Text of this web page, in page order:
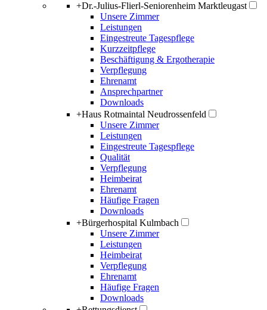
+Dr.-Julius-Flierl-Seniorenheim Marktleugast
Unsere Zimmer
Leistungen
Eingestreute Tagespflege
Kurzzeitpflege
Beschäftigung & Ergotherapie
Verpflegung
Ehrenamt
Ansprechpartner
Downloads
+Haus Rotmaintal Neudrossenfeld
Unsere Zimmer
Leistungen
Eingestreute Tagespflege
Qualität
Verpflegung
Heimbeirat
Ehrenamt
Häufige Fragen
Downloads
+Bürgerhospital Kulmbach
Unsere Zimmer
Leistungen
Heimbeirat
Verpflegung
Ehrenamt
Häufige Fragen
Downloads